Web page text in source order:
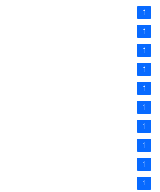
1
1
1
1
1
1
1
1
1
1